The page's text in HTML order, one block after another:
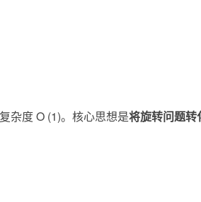
杂度 O (1)。核心思想是将旋转问题转